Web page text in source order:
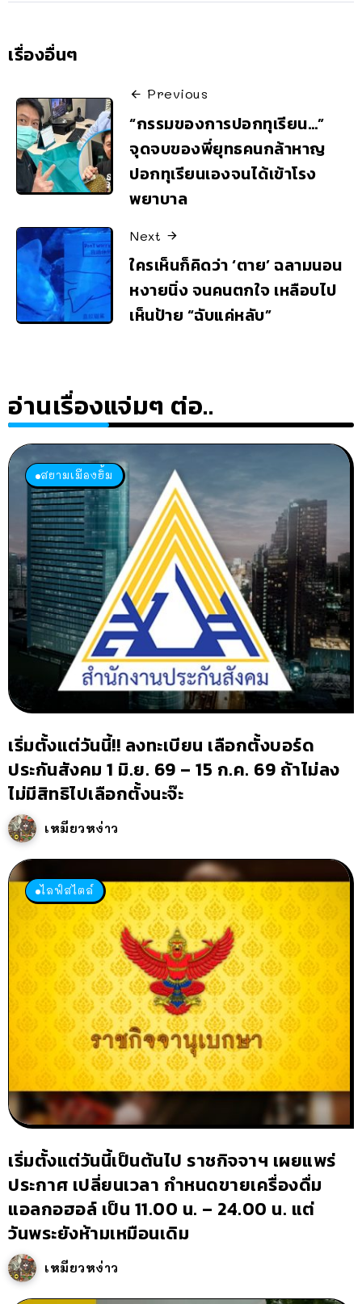
เรื่องอื่นๆ
Previous
“กรรมของการปอกทุเรียน…”
จุดจบของพี่ยุทธคนกล้าหาญ
ปอกทุเรียนเองจนได้เข้าโรง
พยาบาล
Next
ใครเห็นก็คิดว่า ‘ตาย’ ฉลามนอน
หงายนิ่ง จนคนตกใจ เหลือบไป
เห็นป้าย “ฉับแค่หลับ”
อ่านเรื่องแจ่มๆ ต่อ..
สยามเมืองยิ้ม
เริ่มตั้งแต่วันนี้!! ลงทะเบียน เลือกตั้งบอร์ด
ประกันสังคม 1 มิ.ย. 69 – 15 ก.ค. 69 ถ้าไม่ลง
ไม่มีสิทธิไปเลือกตั้งนะจ๊ะ
เหมียวหง่าว
ไลฟ์สไตล์
เริ่มตั้งแต่วันนี้เป็นต้นไป ราชกิจจาฯ เผยแพร่
ประกาศ เปลี่ยนเวลา กำหนดขายเครื่องดื่ม
แอลกอฮอล์ เป็น 11.00 น. – 24.00 น. แต่
วันพระยังห้ามเหมือนเดิม
เหมียวหง่าว